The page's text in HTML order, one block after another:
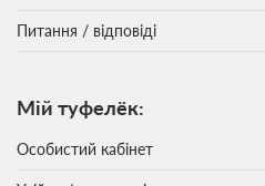
Питання / відповіді
Мій туфелёк:
Особистий кабінет